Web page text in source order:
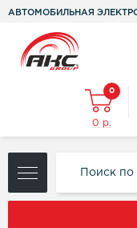
АВТОМОБИЛЬНАЯ
0
0 р.